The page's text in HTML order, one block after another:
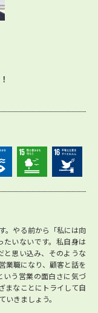
。やる前から「私には向
たいないです。私自身は
と思い込み、そのような
業職になり、顧客と話を
いう営業の面白さに気づ
まなことにトライして自
きましょう。